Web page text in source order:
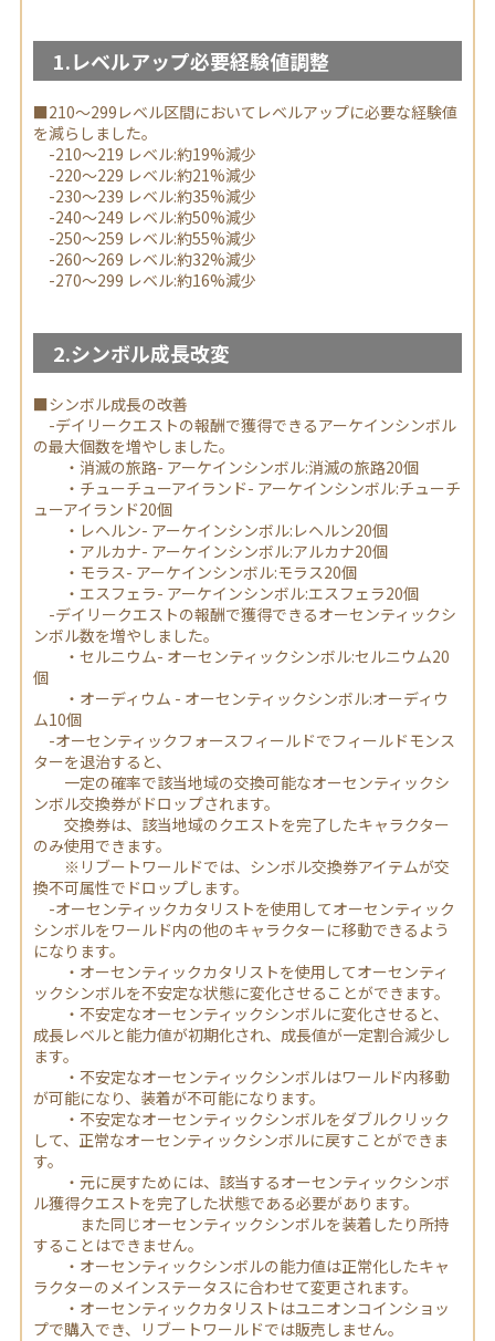
1.レベルアップ必要経験値調整
■210～299レベル区間においてレベルアップに必要な経験値
を減らしました。
-210～219 レベル:約19%減少
-220～229 レベル:約21%減少
-230～239 レベル:約35%減少
-240～249 レベル:約50%減少
-250～259 レベル:約55%減少
-260～269 レベル:約32%減少
-270～299 レベル:約16%減少
2.シンボル成長改変
■シンボル成長の改善
-デイリークエストの報酬で獲得できるアーケインシンボル
の最大個数を増やしました。
・消滅の旅路- アーケインシンボル:消滅の旅路20個
・チューチューアイランド- アーケインシンボル:チューチ
ューアイランド20個
・レヘルン- アーケインシンボル:レヘルン20個
・アルカナ- アーケインシンボル:アルカナ20個
・モラス- アーケインシンボル:モラス20個
・エスフェラ- アーケインシンボル:エスフェラ20個
-デイリークエストの報酬で獲得できるオーセンティックシ
ンボル数を増やしました。
・セルニウム- オーセンティックシンボル:セルニウム20
個
・オーディウム - オーセンティックシンボル:オーディウ
ム10個
-オーセンティックフォースフィールドでフィールドモンス
ターを退治すると、
一定の確率で該当地域の交換可能なオーセンティックシ
ンボル交換券がドロップされます。
交換券は、該当地域のクエストを完了したキャラクター
のみ使用できます。
※リブートワールドでは、シンボル交換券アイテムが交
換不可属性でドロップします。
-オーセンティックカタリストを使用してオーセンティック
シンボルをワールド内の他のキャラクターに移動できるよう
になります。
・オーセンティックカタリストを使用してオーセンティ
ックシンボルを不安定な状態に変化させることができます。
・不安定なオーセンティックシンボルに変化させると、
成長レベルと能力値が初期化され、成長値が一定割合減少し
ます。
・不安定なオーセンティックシンボルはワールド内移動
が可能になり、装着が不可能になります。
・不安定なオーセンティックシンボルをダブルクリック
して、正常なオーセンティックシンボルに戻すことができま
す。
・元に戻すためには、該当するオーセンティックシンボ
ル獲得クエストを完了した状態である必要があります。
また同じオーセンティックシンボルを装着したり所持
することはできません。
・オーセンティックシンボルの能力値は正常化したキャ
ラクターのメインステータスに合わせて変更されます。
・オーセンティックカタリストはユニオンコインショッ
プで購入でき、リブートワールドでは販売しません。